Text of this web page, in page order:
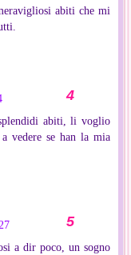
abiti che mi
abiti, li voglio
vedere se han la mia
a dir poco, un sogno